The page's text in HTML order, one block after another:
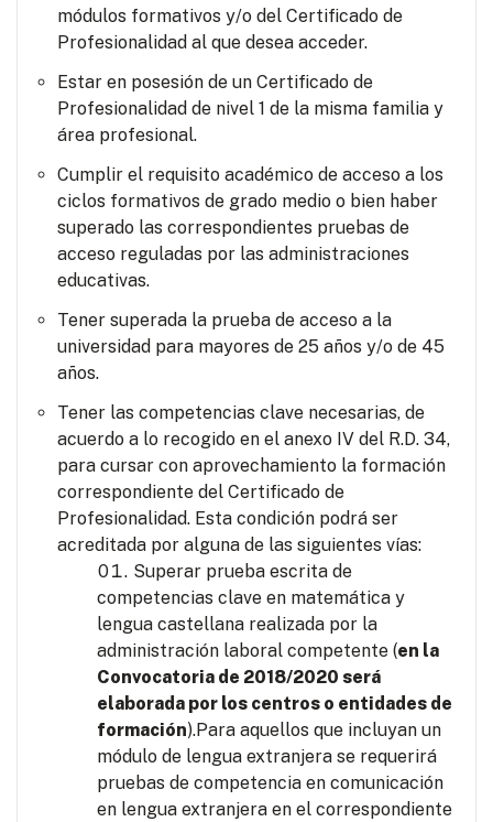
módulos formativos y/o del Certificado de
Profesionalidad al que desea acceder.
Estar en posesión de un Certificado de
Profesionalidad de nivel 1 de la misma familia y
área profesional.
Cumplir el requisito académico de acceso a los
ciclos formativos de grado medio o bien haber
superado las correspondientes pruebas de
acceso reguladas por las administraciones
educativas.
Tener superada la prueba de acceso a la
universidad para mayores de 25 años y/o de 45
años.
Tener las competencias clave necesarias, de
acuerdo a lo recogido en el anexo IV del R.D. 34,
para cursar con aprovechamiento la formación
correspondiente del Certificado de
Profesionalidad. Esta condición podrá ser
acreditada por alguna de las siguientes vías:
Superar prueba escrita de
competencias clave en matemática y
lengua castellana realizada por la
administración laboral competente (en la
Convocatoria de 2018/2020 será
elaborada por los centros o entidades de
formación).Para aquellos que incluyan un
módulo de lengua extranjera se requerirá
pruebas de competencia en comunicación
en lengua extranjera en el correspondiente